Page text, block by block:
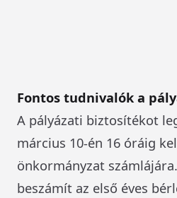
Fontos tudnivalók a
A pályázati biztosítékot
március 10-én 16 óráig
önkormányzat
beszámít az első éves